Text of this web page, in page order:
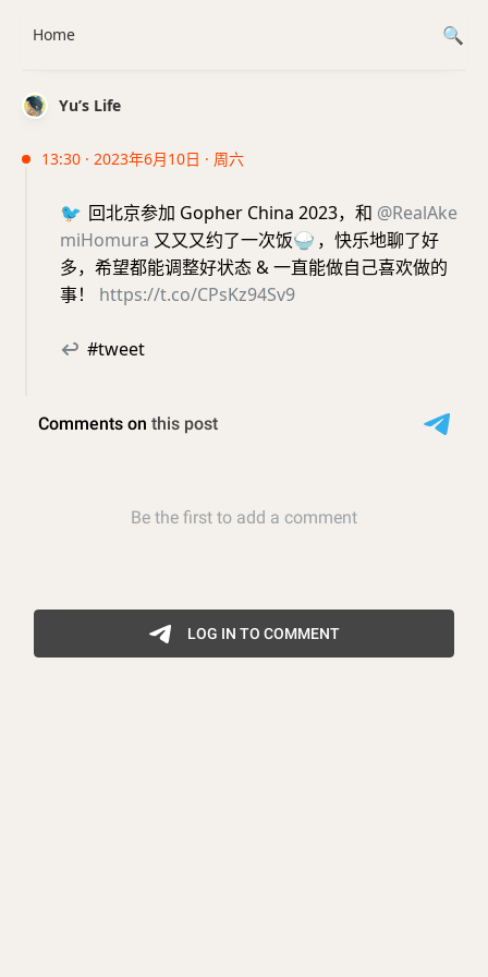
Yu’s Life
13:30 · 2023年6月10日 · 周六
🐦 回北京参加 Gopher China 2023，和 @RealAke
miHomura 又又又约了一次饭🍚 ，快乐地聊了好
多，希望都能调整好状态 & 一直能做自己喜欢做的
事！ https://t.co/CPsKz94Sv9
↩ #tweet
Home